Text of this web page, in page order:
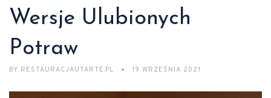
Wersje Ulubionych
Potraw
BY RESTAURACJAUTARTE.PL 19 WRZEŚNIA 2021